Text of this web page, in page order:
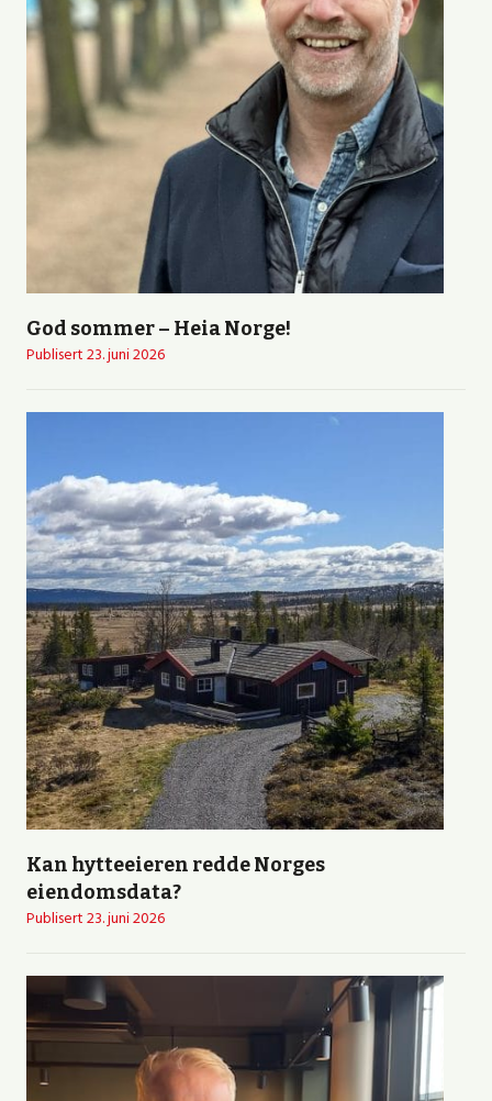
God sommer – Heia Norge!
Publisert23. juni 2026
Kan hytteeieren redde Norges
eiendomsdata?
Publisert23. juni 2026